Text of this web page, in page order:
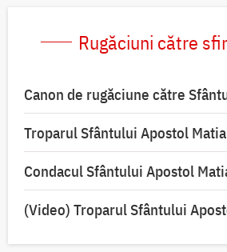
Rugăciuni către
Canon de rugăciune către
Troparul Sfântului Apostol Matia
Condacul Sfântului Apostol
(Video) Troparul Sfântului